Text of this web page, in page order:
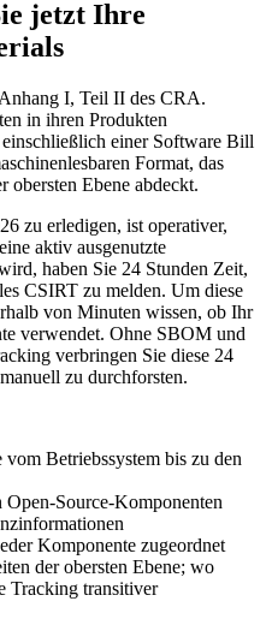
jetzt Ihre
I, Teil II des CRA.
in ihren Produkten
einer Software Bill
Format, das
obersten Ebene abdeckt.
zu erledigen, ist operativer,
aktiv ausgenutzte
haben Sie 24 Stunden Zeit,
CSIRT zu melden. Um diese
von Minuten wissen, ob Ihr
verwendet. Ohne SBOM und
verbringen Sie diese 24
zu durchforsten.
Betriebssystem bis zu den
Source-Komponenten
Komponente zugeordnet
der obersten Ebene; wo
Tracking transitiver